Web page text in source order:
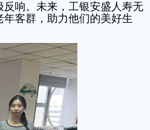
响。未来，工银安盛人寿无
客群，助力他们的美好生